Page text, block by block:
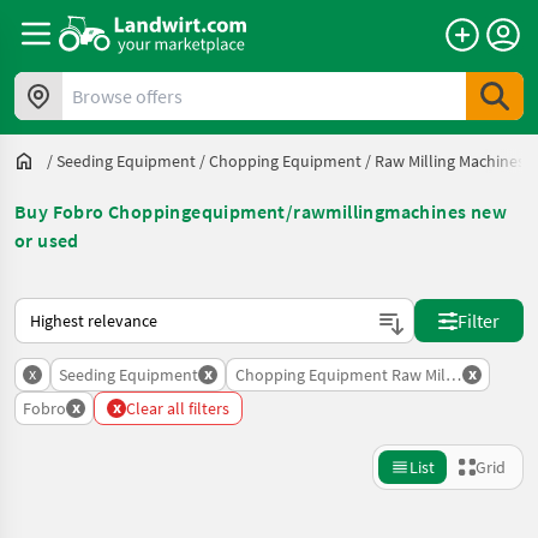
Browse offers
/Seeding Equipment /Chopping Equipment / Raw Milling Machines
Buy Fobro Choppingequipment/rawmillingmachines new
or used
This is how sorting works on Landwirt.com
Filter
x Seeding Equipment x Chopping Equipment Raw Millingx
Fobro x x Clear all filters
List Grid